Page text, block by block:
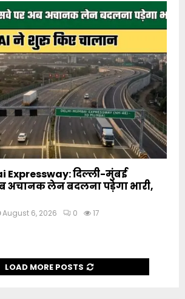
Expressway: दिल्ली-मुंबई
अचानक लेन बदलना पड़ेगा भारी,
August 6, 2026 0 17
LOAD MORE POSTS